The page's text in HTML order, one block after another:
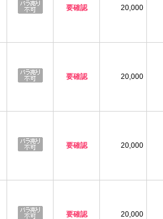
要確認 20,000
要確認 20,000
要確認 20,000
要確認 20,000